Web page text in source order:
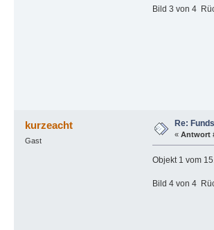
Bild 3 von 4
kurzeacht
Gast
Re:
« Antwort
Objekt 1 vom
Bild 4 von 4